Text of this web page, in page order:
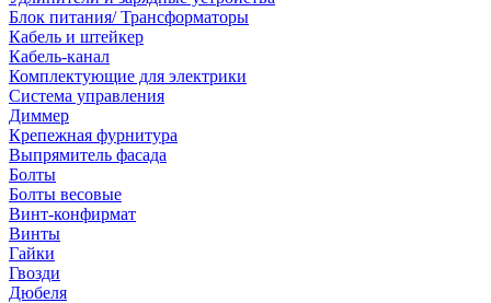
Блок питания/ Трансформаторы
Кабель и штейкер
Кабель-канал
Комплектующие для электрики
Система управления
Диммер
Крепежная фурнитура
Выпрямитель фасада
Болты
Болты весовые
Винт-конфирмат
Винты
Гайки
Гвозди
Дюбеля